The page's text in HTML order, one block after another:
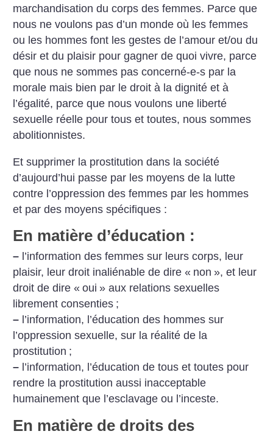
marchandisation du corps des femmes. Parce que
nous ne voulons pas d’un monde où les femmes
ou les hommes font les gestes de l’amour et/ou du
désir et du plaisir pour gagner de quoi vivre, parce
que nous ne sommes pas concerné-e-s par la
morale mais bien par le droit à la dignité et à
l’égalité, parce que nous voulons une liberté
sexuelle réelle pour tous et toutes, nous sommes
abolitionnistes.
Et supprimer la prostitution dans la société
d’aujourd’hui passe par les moyens de la lutte
contre l’oppression des femmes par les hommes
et par des moyens spécifiques :
En matière d’éducation :
– l’information des femmes sur leurs corps, leur
plaisir, leur droit inaliénable de dire « non », et leur
droit de dire « oui » aux relations sexuelles
librement consenties ;
– l’information, l’éducation des hommes sur
l’oppression sexuelle, sur la réalité de la
prostitution ;
– l’information, l’éducation de tous et toutes pour
rendre la prostitution aussi inacceptable
humainement que l’esclavage ou l’inceste.
En matière de droits des